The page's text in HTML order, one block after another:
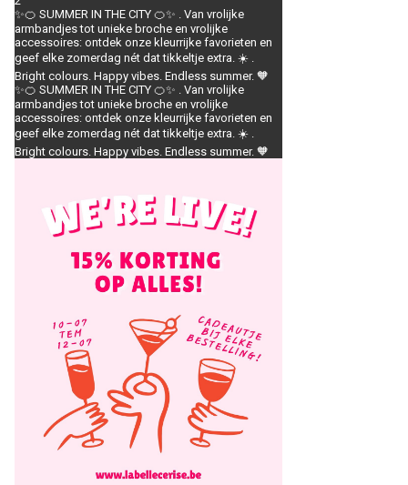
✨🍊 SUMMER IN THE CITY 🍊✨ . Van vrolijke
armbandjes tot unieke broche en vrolijke
accessoires: ontdek onze kleurrijke favorieten en
geef elke zomerdag nét dat tikkeltje extra. ☀️ .
Bright colours. Happy vibes. Endless summer. 🧡
✨🍊 SUMMER IN THE CITY 🍊✨ . Van vrolijke
armbandjes tot unieke broche en vrolijke
accessoires: ontdek onze kleurrijke favorieten en
geef elke zomerdag nét dat tikkeltje extra. ☀️ .
Bright colours. Happy vibes. Endless summer. 🧡